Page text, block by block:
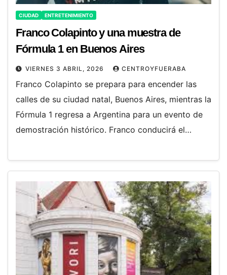
CIUDAD ENTRETENIMIENTO
Franco Colapinto y una muestra de
Fórmula 1 en Buenos Aires
VIERNES 3 ABRIL, 2026 CENTROYFUERABA
Franco Colapinto se prepara para encender las
calles de su ciudad natal, Buenos Aires, mientras la
Fórmula 1 regresa a Argentina para un evento de
demostración histórico. Franco conducirá el…